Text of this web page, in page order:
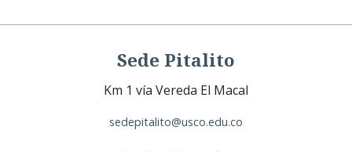
Sede Pitalito
Km 1 vía Vereda El Macal
sedepitalito@usco.edu.co